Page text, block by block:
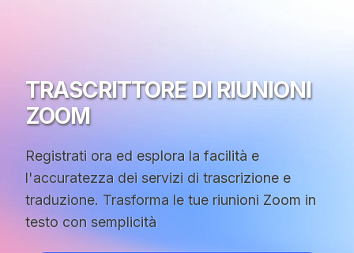
TRASCRITTORE DI RIUNIONI
ZOOM
Registrati ora ed esplora la facilità e
l'accuratezza dei servizi di trascrizione e
traduzione. Trasforma le tue riunioni Zoom in
testo con semplicità